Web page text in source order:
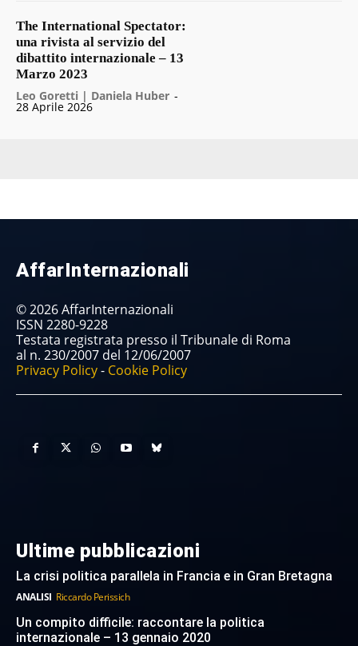
The International Spectator:
una rivista al servizio del
dibattito internazionale – 13
Marzo 2023
Leo Goretti | Daniela Huber -
28 Aprile 2026
AffarInternazionali
© 2026 AffarInternazionali
ISSN 2280-9228
Testata registrata presso il Tribunale di Roma
al n. 230/2007 del 12/06/2007
Privacy Policy- Cookie Policy
Ultime pubblicazioni
La crisi politica parallela in Francia e in Gran Bretagna
ANALISI Riccardo Perissich
Un compito difficile: raccontare la politica
internazionale – 13 gennaio 2020